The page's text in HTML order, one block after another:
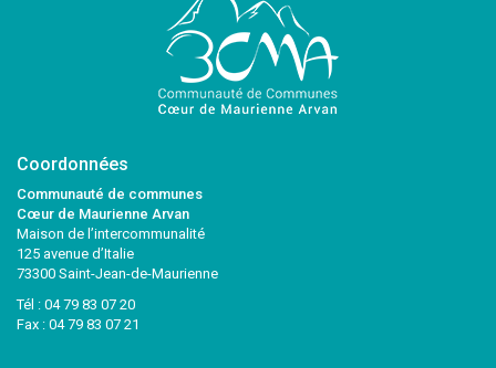
Coordonnées
Communauté de communes
Cœur de Maurienne Arvan
Maison de l’intercommunalité
125 avenue d’Italie
73300 Saint-Jean-de-Maurienne
Tél : 04 79 83 07 20
Fax : 04 79 83 07 21